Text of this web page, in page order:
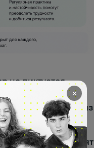
не диктуется
На
людей, и каждая из
Они приходят
✕